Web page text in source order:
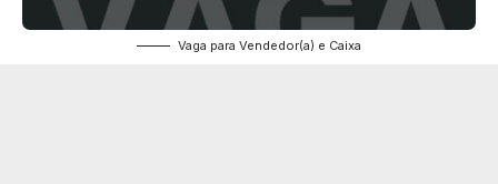
Vaga para Vendedor(a) e Caixa